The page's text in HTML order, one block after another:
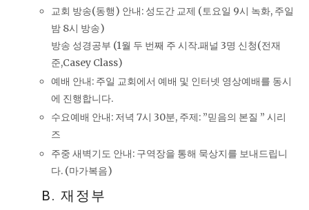
교회 방송(동행) 안내: 성도간 교제 (토요일 9시 녹화, 주일
밤 8시 방송)
방송 성경공부 (1월 두 번째 주 시작.패널 3명 신청(전재
준,Casey Class)
예배 안내: 주일 교회에서 예배 및 인터넷 영상예배를 동시
에 진행합니다.
수요예배 안내: 저녁 7시 30분, 주제: ”믿음의 본질 ” 시리
즈
주중 새벽기도 안내: 구역장을 통해 묵상지를 보내드립니
다. (마가복음)
B. 재정부